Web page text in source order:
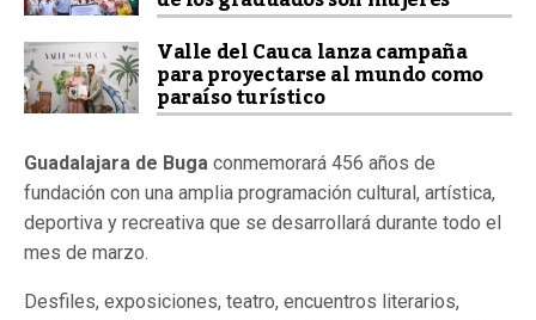
Valle del Cauca lanza campaña
para proyectarse al mundo como
paraíso turístico
Guadalajara de Buga conmemorará 456 años de
fundación con una amplia programación cultural, artística,
deportiva y recreativa que se desarrollará durante todo el
mes de marzo.
Desfiles, exposiciones, teatro, encuentros literarios,